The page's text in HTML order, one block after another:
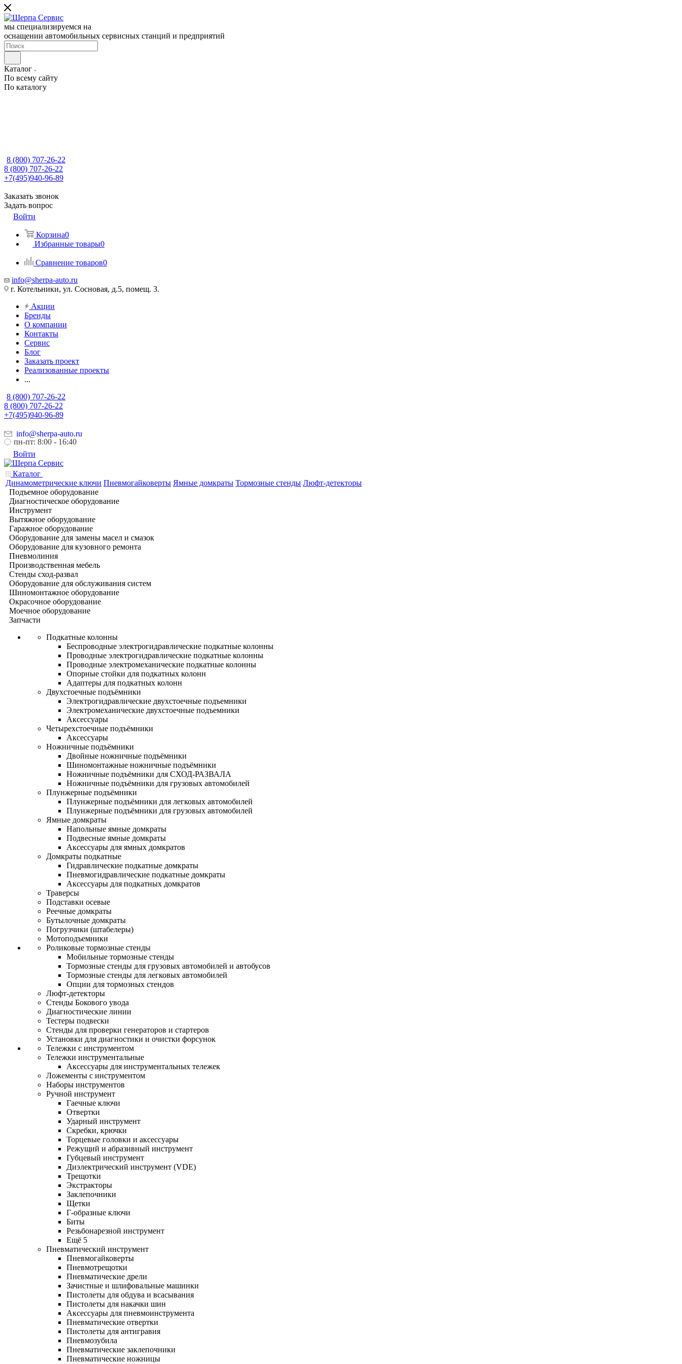
мы специализируемся на
оснащении автомобильных сервисных станций и предприятий
Каталог
По всему сайту
По каталогу
8 (800) 707-26-22
8 (800) 707-26-22
+7(495)940-96-89
Заказать звонок
Задать вопрос
Войти
Корзина0
Избранные товары0
Сравнение товаров0
info@sherpa-auto.ru
г. Котельники, ул. Сосновая, д.5, помещ. 3.
Акции
Бренды
О компании
Контакты
Сервис
Блог
Заказать проект
Реализованные проекты
...
8 (800) 707-26-22
8 (800) 707-26-22
+7(495)940-96-89
info@sherpa-auto.ru
пн-пт: 8:00 - 16:40
Войти
Каталог
Динамометрические ключи Пневмогайковерты Ямные домкраты Тормозные стенды Люфт-детекторы
Подъемное оборудование
Диагностическое оборудование
Инструмент
Вытяжное оборудование
Гаражное оборудование
Оборудование для замены масел и смазок
Оборудование для кузовного ремонта
Пневмолиния
Производственная мебель
Стенды сход-развал
Оборудование для обслуживания систем
Шиномонтажное оборудование
Окрасочное оборудование
Моечное оборудование
Запчасти
Подкатные колонны
Беспроводные электрогидравлические подкатные колонны
Проводные электрогидравлические подкатные колонны
Проводные электромеханические подкатные колонны
Опорные стойки для подкатных колонн
Адаптеры для подкатных колонн
Двухстоечные подъёмники
Электрогидравлические двухстоечные подъемники
Электромеханические двухстоечные подъемники
Аксессуары
Четырехстоечные подъёмники
Аксессуары
Ножничные подъёмники
Двойные ножничные подъёмники
Шиномонтажные ножничные подъёмники
Ножничные подъёмники для СХОД-РАЗВАЛА
Ножничные подъёмники для грузовых автомобилей
Плунжерные подъёмники
Плунжерные подъёмники для легковых автомобилей
Плунжерные подъёмники для грузовых автомобилей
Ямные домкраты
Напольные ямные домкраты
Подвесные ямные домкраты
Аксессуары для ямных домкратов
Домкраты подкатные
Гидравлические подкатные домкраты
Пневмогидравлические подкатные домкраты
Аксессуары для подкатных домкратов
Траверсы
Подставки осевые
Реечные домкраты
Бутылочные домкраты
Погрузчики (штабелеры)
Мотоподъемники
Роликовые тормозные стенды
Мобильные тормозные стенды
Тормозные стенды для грузовых автомобилей и автобусов
Тормозные стенды для легковых автомобилей
Опции для тормозных стендов
Люфт-детекторы
Стенды Бокового увода
Диагностические линии
Тестеры подвески
Стенды для проверки генераторов и стартеров
Установки для диагностики и очистки форсунок
Тележки с инструментом
Тележки инструментальные
Аксессуары для инструментальных тележек
Ложементы с инструментом
Наборы инструментов
Ручной инструмент
Гаечные ключи
Отвертки
Ударный инструмент
Скребки, крючки
Торцевые головки и аксессуары
Режущий и абразивный инструмент
Губцевый инструмент
Диэлектрический инструмент (VDE)
Трещотки
Экстракторы
Заклепочники
Щетки
Г-образные ключи
Биты
Резьбонарезной инструмент
Ещё 5
Пневматический инструмент
Пневмогайковерты
Пневмотрещотки
Пневматические дрели
Зачистные и шлифовальные машинки
Пистолеты для обдува и всасывания
Пистолеты для накачки шин
Аксессуары для пневмоинструмента
Пневматические отвертки
Пистолеты для антигравия
Пневмозубила
Пневматические заклепочники
Пневматические ножницы